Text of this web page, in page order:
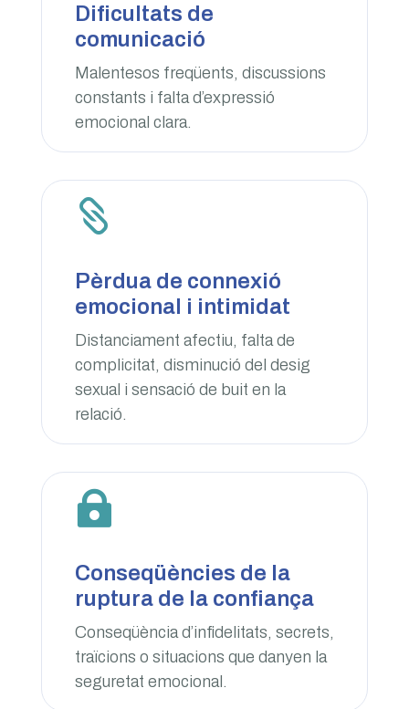
Dificultats de
comunicació
Malentesos freqüents, discussions
constants i falta d’expressió
emocional clara.

Pèrdua de connexió
emocional i intimidat
Distanciament afectiu, falta de
complicitat, disminució del desig
sexual i sensació de buit en la
relació.

Conseqüències de la
ruptura de la confiança
Conseqüència d’infidelitats, secrets,
traïcions o situacions que danyen la
seguretat emocional.